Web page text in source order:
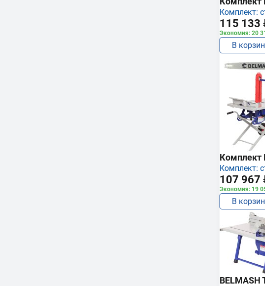
Комплект:
115 133
Экономия: 20
В
Комплект
Комплект:
107 967
Экономия: 19
В
BELMASH